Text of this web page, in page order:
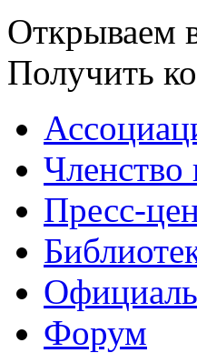
Открываем
Получить
Пресс-
Форум